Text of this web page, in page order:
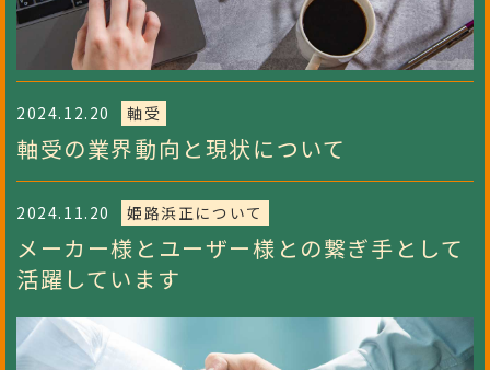
2024.12.20 軸受
軸受の業界動向と現状について
2024.11.20 姫路浜正について
メーカー様とユーザー様との繋ぎ手として
活躍しています